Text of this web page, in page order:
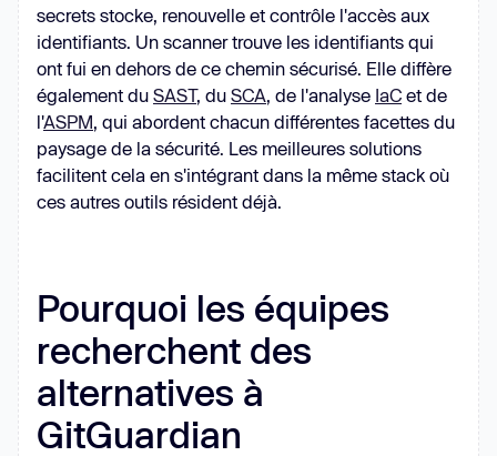
secrets stocke, renouvelle et contrôle l'accès aux
identifiants. Un scanner trouve les identifiants qui
ont fui en dehors de ce chemin sécurisé. Elle diffère
également du SAST, du SCA , de l'analyse IaC et de
l'ASPM , qui abordent chacun différentes facettes du
paysage de la sécurité. Les meilleures solutions
facilitent cela en s'intégrant dans la même stack où
ces autres outils résident déjà.
Pourquoi les équipes
recherchent des
alternatives à
GitGuardian